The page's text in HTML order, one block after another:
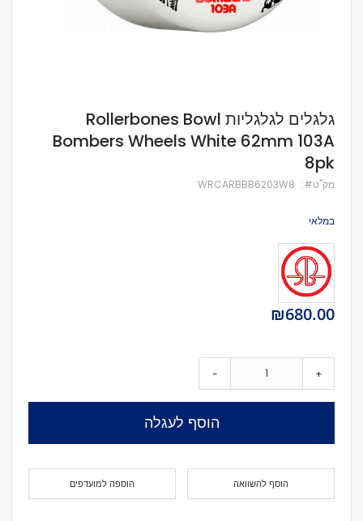
לדלג
להתחלה
של
גלריית
תמונות
גלגלים לגלגליות Rollerbones Bowl
Bombers Wheels White 62mm 103A
8pk
מק''ט WRCARBBB6203W8
במלאי
₪680.00
- +
הוסף לעגלה
הוספה למועדפים הוסף להשוואה